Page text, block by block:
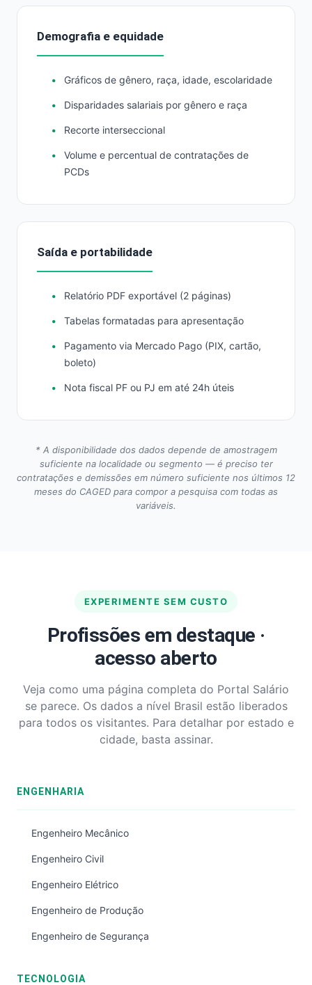
Demografia e equidade
Gráficos de gênero, raça, idade, escolaridade
Disparidades salariais por gênero e raça
Recorte interseccional
Volume e percentual de contratações de
PCDs
Saída e portabilidade
Relatório PDF exportável (2 páginas)
Tabelas formatadas para apresentação
Pagamento via Mercado Pago (PIX, cartão,
boleto)
Nota fiscal PF ou PJ em até 24h úteis
* A disponibilidade dos dados depende de amostragem
suficiente na localidade ou segmento — é preciso ter
contratações e demissões em número suficiente nos últimos 12
meses do CAGED para compor a pesquisa com todas as
variáveis.
EXPERIMENTE SEM CUSTO
Profissões em destaque ·
acesso aberto
Veja como uma página completa do Portal Salário
se parece. Os dados a nível Brasil estão liberados
para todos os visitantes. Para detalhar por estado e
cidade, basta assinar.
ENGENHARIA
Engenheiro Mecânico
Engenheiro Civil
Engenheiro Elétrico
Engenheiro de Produção
Engenheiro de Segurança
TECNOLOGIA